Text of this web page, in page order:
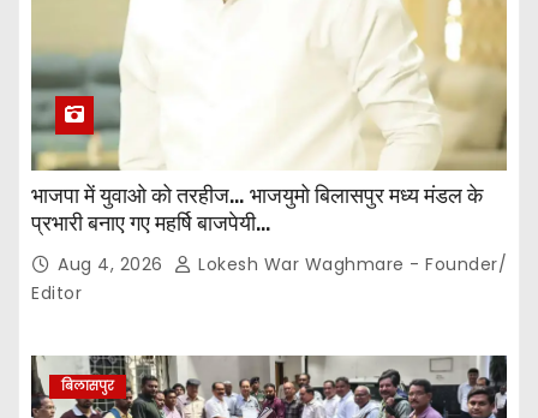
भाजपा में युवाओ को तरहीज… भाजयुमो बिलासपुर मध्य मंडल के
प्रभारी बनाए गए महर्षि बाजपेयी…
Aug 4, 2026
Lokesh War Waghmare - Founder/
Editor
बिलासपुर